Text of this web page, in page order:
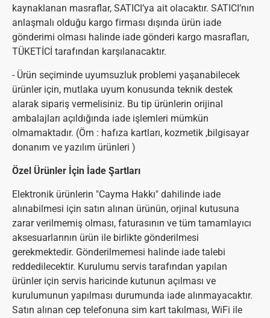
kaynaklanan masraflar, SATICI’ya ait olacaktır. SATICI’nın
anlaşmalı olduğu kargo firması dışında ürün iade
gönderimi olması halinde iade gönderi kargo masrafları,
TÜKETİCİ tarafından karşılanacaktır.
- Ürün seçiminde uyumsuzluk problemi yaşanabilecek
ürünler için, mutlaka uyum konusunda teknik destek
alarak sipariş vermelisiniz. Bu tip ürünlerin orijinal
ambalajları açıldığında iade işlemleri mümkün
olmamaktadır. (Örn : hafıza kartları, kozmetik ,bilgisayar
donanım ve yazılım ürünleri )
Özel Ürünler İçin İade Şartları
Elektronik ürünlerin "Cayma Hakkı" dahilinde iade
alınabilmesi için satın alınan ürünün, orjinal kutusuna
zarar verilmemiş olması, faturasının ve tüm tamamlayıcı
aksesuarlarının ürün ile birlikte gönderilmesi
gerekmektedir. Gönderilmemesi halinde iade talebi
reddedilecektir. Kurulumu servis tarafından yapılan
ürünler için servis haricinde kutunun açılması ve
kurulumunun yapılması durumunda iade alınmayacaktır.
Satın alınan cep telefonuna sim kart takılması, WiFi ile